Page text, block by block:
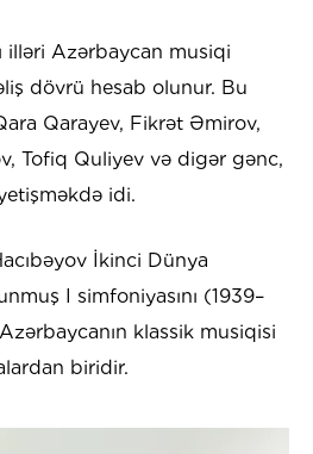
illəri Azərbaycan musiqi
dövrü hesab olunur. Bu
Qarayev, Fikrət Əmirov,
Tofiq Quliyev və digər gənc,
idi.
İkinci Dünya
I simfoniyasını (1939–
klassik musiqisi
biridir.